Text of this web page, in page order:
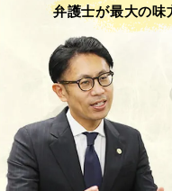
弁護士が最大の味